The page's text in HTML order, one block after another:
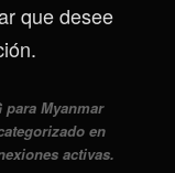
que desee
para Myanmar
en
activas.